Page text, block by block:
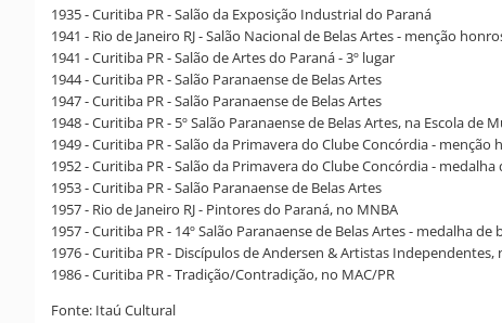
1935 - Curitiba PR - Salão da Exposição Industrial do Paraná
1941 - Rio de Janeiro RJ - Salão Nacional de Belas Artes - menção
1941 - Curitiba PR - Salão de Artes do Paraná - 3º lugar
1944 - Curitiba PR - Salão Paranaense de Belas Artes
1947 - Curitiba PR - Salão Paranaense de Belas Artes
1948 - Curitiba PR - 5º Salão Paranaense de Belas Artes, na Escola de
1949 - Curitiba PR - Salão da Primavera do Clube Concórdia - menção
1952 - Curitiba PR - Salão da Primavera do Clube Concórdia - medalha
1953 - Curitiba PR - Salão Paranaense de Belas Artes
1957 - Rio de Janeiro RJ - Pintores do Paraná, no MNBA
1957 - Curitiba PR - 14º Salão Paranaense de Belas Artes - medalha de
1976 - Curitiba PR - Discípulos de Andersen & Artistas Independentes,
1986 - Curitiba PR - Tradição/Contradição, no MAC/PR
Fonte: Itaú Cultural